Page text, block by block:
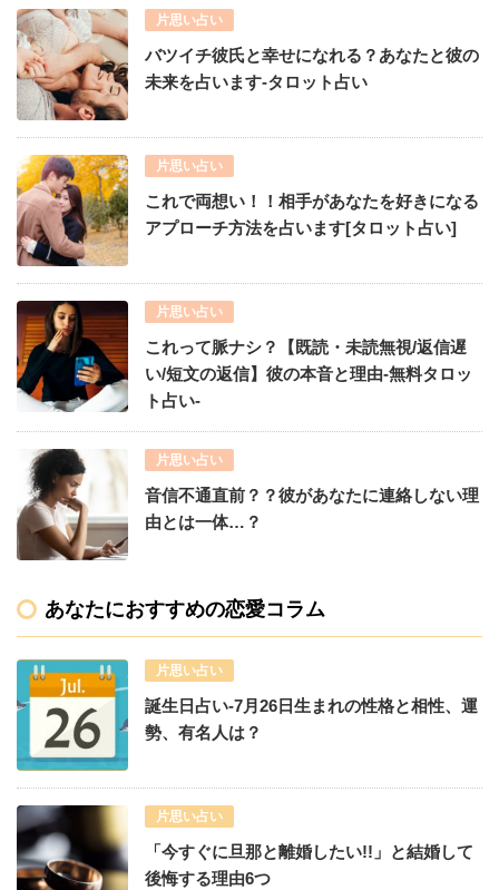
片思い占い
バツイチ彼氏と幸せになれる？あなたと彼の
未来を占います-タロット占い
片思い占い
これで両想い！！相手があなたを好きになる
アプローチ方法を占います[タロット占い]
片思い占い
これって脈ナシ？【既読・未読無視/返信遅
い/短文の返信】彼の本音と理由-無料タロッ
ト占い-
片思い占い
音信不通直前？？彼があなたに連絡しない理
由とは一体…？
あなたにおすすめの恋愛コラム
片思い占い
誕生日占い-7月26日生まれの性格と相性、運
勢、有名人は？
片思い占い
「今すぐに旦那と離婚したい!!」と結婚して
後悔する理由6つ